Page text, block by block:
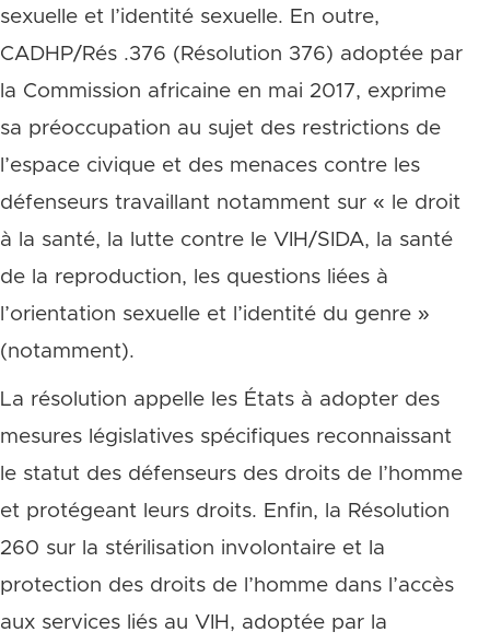
sexuelle et l’identité sexuelle. En outre,
CADHP/Rés .376 (Résolution 376) adoptée par
la Commission africaine en mai 2017, exprime
sa préoccupation au sujet des restrictions de
l’espace civique et des menaces contre les
défenseurs travaillant notamment sur « le droit
à la santé, la lutte contre le VIH/SIDA, la santé
de la reproduction, les questions liées à
l’orientation sexuelle et l’identité du genre »
(notamment).
La résolution appelle les États à adopter des
mesures législatives spécifiques reconnaissant
le statut des défenseurs des droits de l’homme
et protégeant leurs droits. Enfin, la Résolution
260 sur la stérilisation involontaire et la
protection des droits de l’homme dans l’accès
aux services liés au VIH, adoptée par la